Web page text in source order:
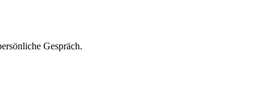
Gespräch.